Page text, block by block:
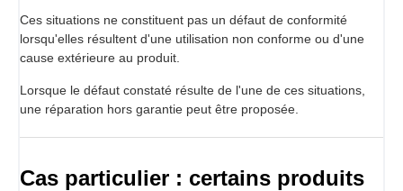
Ces situations ne constituent pas un défaut de conformité
lorsqu'elles résultent d'une utilisation non conforme ou d'une
cause extérieure au produit.
Lorsque le défaut constaté résulte de l'une de ces situations,
une réparation hors garantie peut être proposée.
Cas particulier : certains produits